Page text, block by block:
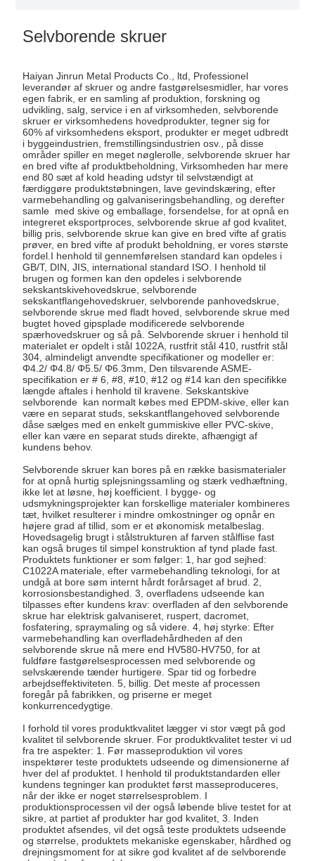
Selvborende skruer
Haiyan Jinrun Metal Products Co., ltd, Professionel
leverandør af skruer og andre fastgørelsesmidler, har vores
egen fabrik, er en samling af produktion, forskning og
udvikling, salg, service i en af ​​virksomheden, selvborende
skruer er virksomhedens hovedprodukter, tegner sig for
60% af virksomhedens eksport, produkter er meget udbredt
i byggeindustrien, fremstillingsindustrien osv., på disse
områder spiller en meget nøglerolle, selvborende skruer har
en bred vifte af produktbeholdning, Virksomheden har mere
end 80 sæt af kold heading udstyr til selvstændigt at
færdiggøre produktstøbningen, lave gevindskæring, efter
varmebehandling og galvaniseringsbehandling, og derefter
samle med skive og emballage, forsendelse, for at opnå en
integreret eksportproces, selvborende skrue af god kvalitet,
billig pris, selvborende skrue kan give en bred vifte af gratis
prøver, en bred vifte af produkt beholdning, er vores største
fordel.I henhold til gennemførelsen standard kan opdeles i
GB/T, DIN, JIS, international standard ISO. I henhold til
brugen og formen kan den opdeles i selvborende
sekskantskivehovedskrue, selvborende
sekskantflangehovedskruer, selvborende panhovedskrue,
selvborende skrue med fladt hoved, selvborende skrue med
bugtet hoved gipsplade modificerede selvborende
spærhovedskruer og så på. Selvborende skruer i henhold til
materialet er opdelt i stål 1022A, rustfrit stål 410, rustfrit stål
304, almindeligt anvendte specifikationer og modeller er:
Φ4.2/ Φ4.8/ Φ5.5/ Φ6.3mm, Den tilsvarende ASME-
specifikation er # 6, #8, #10, #12 og #14 kan den specifikke
længde aftales i henhold til kravene. Sekskantskive
selvborende kan normalt købes med EPDM-skive, eller kan
være en separat studs, sekskantflangehoved selvborende
dåse sælges med en enkelt gummiskive eller PVC-skive,
eller kan være en separat studs direkte, afhængigt af
kundens behov.
Selvborende skruer kan bores på en række basismaterialer
for at opnå hurtig splejsningssamling og stærk vedhæftning,
ikke let at løsne, høj koefficient. I bygge- og
udsmykningsprojekter kan forskellige materialer kombineres
tæt, hvilket resulterer i mindre omkostninger og opnår en
højere grad af tillid, som er et økonomisk metalbeslag.
Hovedsagelig brugt i stålstrukturen af ​​farven stålflise fast
kan også bruges til simpel konstruktion af tynd plade fast.
Produktets funktioner er som følger: 1, har god sejhed:
C1022A materiale, efter varmebehandling teknologi, for at
undgå at bore søm internt hårdt forårsaget af brud. 2,
korrosionsbestandighed. 3, overfladens udseende kan
tilpasses efter kundens krav: overfladen af ​​den selvborende
skrue har elektrisk galvaniseret, ruspert, dacromet,
fosfatering, spraymaling og så videre. 4, høj styrke: Efter
varmebehandling kan overfladehårdheden af ​​den
selvborende skrue nå mere end HV580-HV750, for at
fuldføre fastgørelsesprocessen med selvborende og
selvskærende tænder hurtigere. Spar tid og forbedre
arbejdseffektiviteten. 5, billig. Det meste af processen
foregår på fabrikken, og priserne er meget
konkurrencedygtige.
I forhold til vores produktkvalitet lægger vi stor vægt på god
kvalitet til selvborende skruer. For produktkvalitet tester vi ud
fra tre aspekter: 1. Før masseproduktion vil vores
inspektører teste produktets udseende og dimensionerne af
hver del af produktet. I henhold til produktstandarden eller
kundens tegninger kan produktet først masseproduceres,
når der ikke er noget størrelsesproblem. I
produktionsprocessen vil der også løbende blive testet for at
sikre, at partiet af produkter har god kvalitet, 3. Inden
produktet afsendes, vil det også teste produktets udseende
og størrelse, produktets mekaniske egenskaber, hårdhed og
drejningsmoment for at sikre god kvalitet af de selvborende